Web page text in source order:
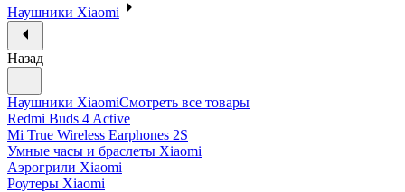
Наушники Xiaomi
Назад
Наушники XiaomiСмотреть все товары
Redmi Buds 4 Active
Mi True Wireless Earphones 2S
Умные часы и браслеты Xiaomi
Аэрогрили Xiaomi
Роутеры Xiaomi